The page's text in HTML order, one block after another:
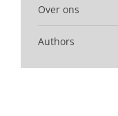
Over ons
Authors